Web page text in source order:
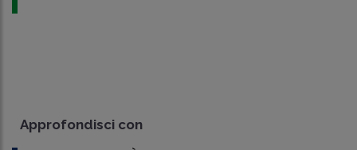
Approfondisci con